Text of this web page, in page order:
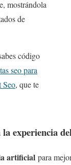
mostrándola
de
código
seo para
Seo, que te
experiencia
artificial para